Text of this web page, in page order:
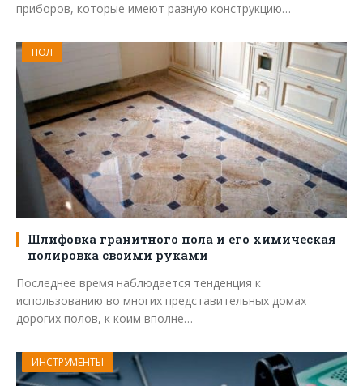
приборов, которые имеют разную конструкцию…
ПОЛ
Шлифовка гранитного пола и его химическая
полировка своими руками
Последнее время наблюдается тенденция к
использованию во многих представительных домах
дорогих полов, к коим вполне…
ИНСТРУМЕНТЫ